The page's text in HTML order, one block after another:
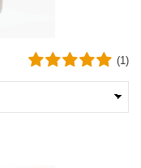
(1)